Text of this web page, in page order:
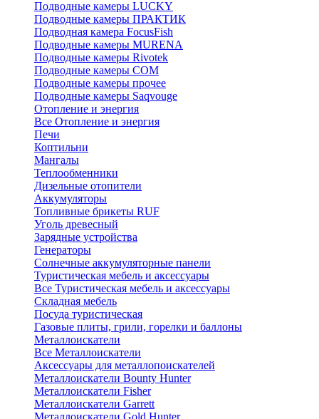
Подводные камеры LUCKY
Подводные камеры ПРАКТИК
Подводная камера FocusFish
Подводные камеры MURENA
Подводные камеры Rivotek
Подводные камеры СОМ
Подводные камеры прочее
Подводные камеры Saqvouge
Отопление и энергия
Все Отопление и энергия
Печи
Коптильни
Мангалы
Теплообменники
Дизельные отопители
Аккумуляторы
Топливные брикеты RUF
Уголь древесный
Зарядные устройства
Генераторы
Солнечные аккумуляторные панели
Туристическая мебель и аксессуары
Все Туристическая мебель и аксессуары
Складная мебель
Посуда туристическая
Газовые плиты, грили, горелки и баллоны
Металлоискатели
Все Металлоискатели
Аксессуары для металлопоискателей
Металлоискатели Bounty Hunter
Металлоискатели Fisher
Металлоискатели Garrett
Металлоискатели Gold Hunter